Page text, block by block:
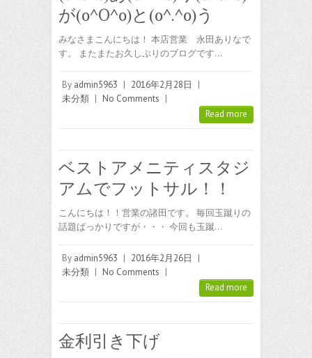
が(o^O^o)と(o^.^o)う
みなさまこんにちは！ 本店営業 永田ありなで
す。 またまたお久しぶりのブログです…
By admin5963 | 2016年2月28日
|
未分類 | No Comments |
Read more
ベストアメニティスタジ
アムでフットサル！！
こんにちは！！営業の諸田です。 毎回玉蹴りの
話題ばっかりですが・・・ 今回も玉蹴…
By admin5963 | 2016年2月26日
|
未分類 | No Comments |
Read more
金利引き下げ